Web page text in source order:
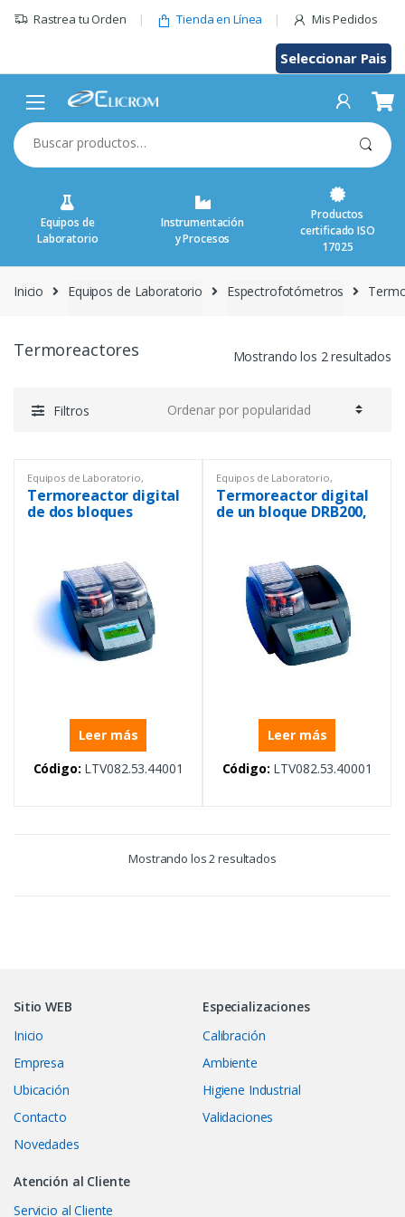
Rastrea tu Orden Tienda en Línea Mis Pedidos
Seleccionar Pais
Buscar
por:
Equipos de
Laboratorio
Instrumentación
y Procesos
Productos
certificado ISO
17025
Inicio Equipos de Laboratorio Espectrofotómetros
Termoreactores Mostrando los 2 resultados
Filtros
Equipos de Laboratorio,
Espectrofotómetros
Termoreactores
Termoreactor digital
de dos bloques
Leer más
Código: LTV082.53.44001
Equipos de Laboratorio,
Espectrofotómetros
Termoreactores
Termoreactor digital
de un bloque DRB200,
Leer más
Código: LTV082.53.40001
Mostrando los 2 resultados
Sitio WEB
Inicio
Empresa
Ubicación
Contacto
Novedades
Especializaciones
Calibración
Ambiente
Higiene Industrial
Validaciones
Atención al Cliente
Servicio al Cliente